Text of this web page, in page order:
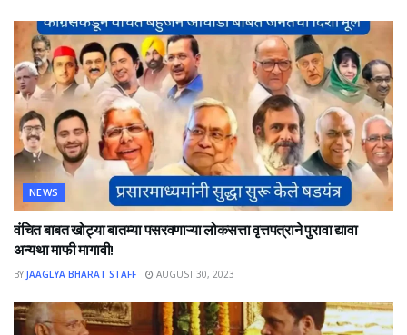
NEWS
वंचित बाबत खोट्या बातम्या पसरवणाऱ्या लोकसत्ता वृत्तपत्राने पुरावा द्यावा
अन्यथा माफी मागावी!
BY JAAGLYA BHARAT STAFF AUGUST 30, 2023